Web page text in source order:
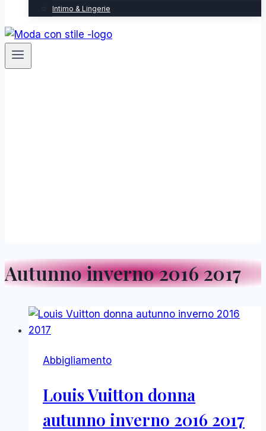
Intimo & Lingerie
Autunno inverno 2016 2017
Abbigliamento
Louis Vuitton donna
autunno inverno 2016 2017